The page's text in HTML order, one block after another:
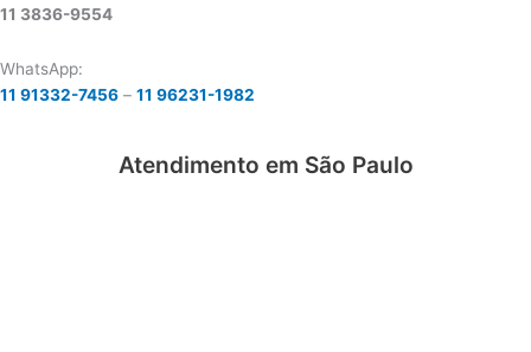
11 3836-9554
WhatsApp:
11 91332-7456 – 11 96231-1982
Atendimento em São Paulo